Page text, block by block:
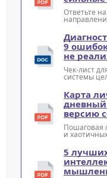
Ответьте
9
не
Чек-лист
системы
Карта
версию
Пошаговая
и
5